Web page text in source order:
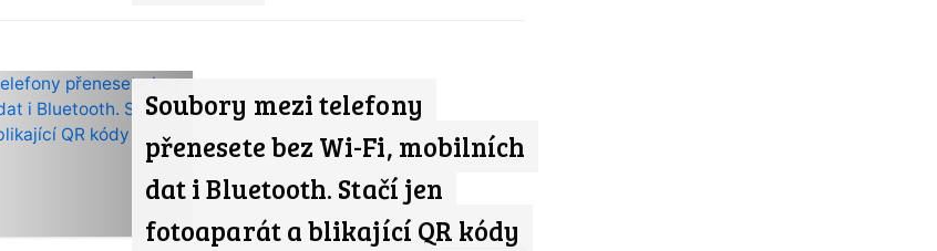
Soubory mezi telefony
přenesete bez Wi-Fi, mobilních
dat i Bluetooth. Stačí jen
fotoaparát a blikající QR kódy